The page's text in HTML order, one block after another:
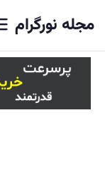
مجله نورگرام